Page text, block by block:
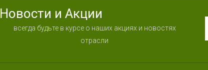
Новости и Акции
всегда будьте в курсе о наших акциях и новостях
отрасли